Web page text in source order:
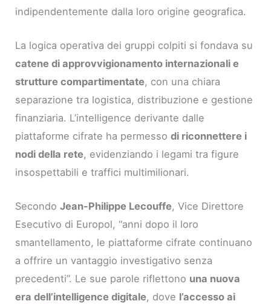
indipendentemente dalla loro origine geografica.
La logica operativa dei gruppi colpiti si fondava su
catene di approvvigionamento internazionali e
strutture compartimentate, con una chiara
separazione tra logistica, distribuzione e gestione
finanziaria. L’intelligence derivante dalle
piattaforme cifrate ha permessodi riconnettere i
nodi della rete, evidenziando i legami tra figure
insospettabili e traffici multimilionari.
SecondoJean-Philippe Lecouffe, Vice Direttore
Esecutivo di Europol, “anni dopo il loro
smantellamento, le piattaforme cifrate continuano
a offrire un vantaggio investigativo senza
precedenti”. Le sue parole riflettono una nuova
era dell’intelligence digitale, dove l’accesso ai